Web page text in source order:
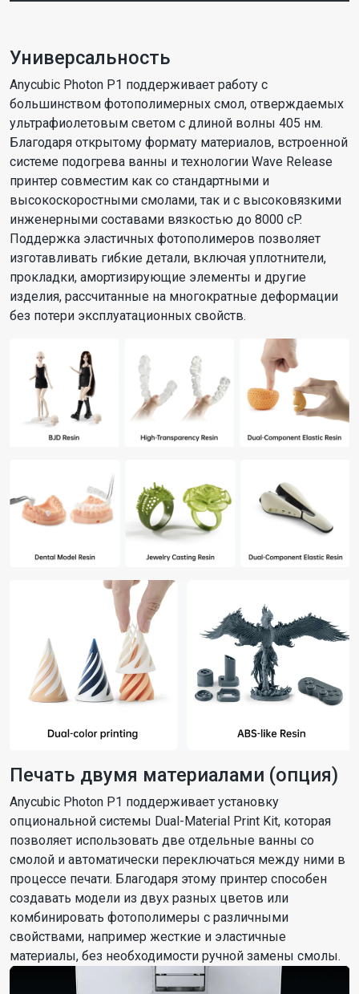
Универсальность
Anycubic Photon P1 поддерживает работу с
большинством фотополимерных смол, отверждаемых
ультрафиолетовым светом с длиной волны 405 нм.
Благодаря открытому формату материалов, встроенной
системе подогрева ванны и технологии Wave Release
принтер совместим как со стандартными и
высокоскоростными смолами, так и с высоковязкими
инженерными составами вязкостью до 8000 cP.
Поддержка эластичных фотополимеров позволяет
изготавливать гибкие детали, включая уплотнители,
прокладки, амортизирующие элементы и другие
изделия, рассчитанные на многократные деформации
без потери эксплуатационных свойств.
Печать двумя материалами (опция)
Anycubic Photon P1 поддерживает установку
опциональной системы Dual-Material Print Kit, которая
позволяет использовать две отдельные ванны со
смолой и автоматически переключаться между ними в
процессе печати. Благодаря этому принтер способен
создавать модели из двух разных цветов или
комбинировать фотополимеры с различными
свойствами, например жесткие и эластичные
материалы, без необходимости ручной замены смолы.